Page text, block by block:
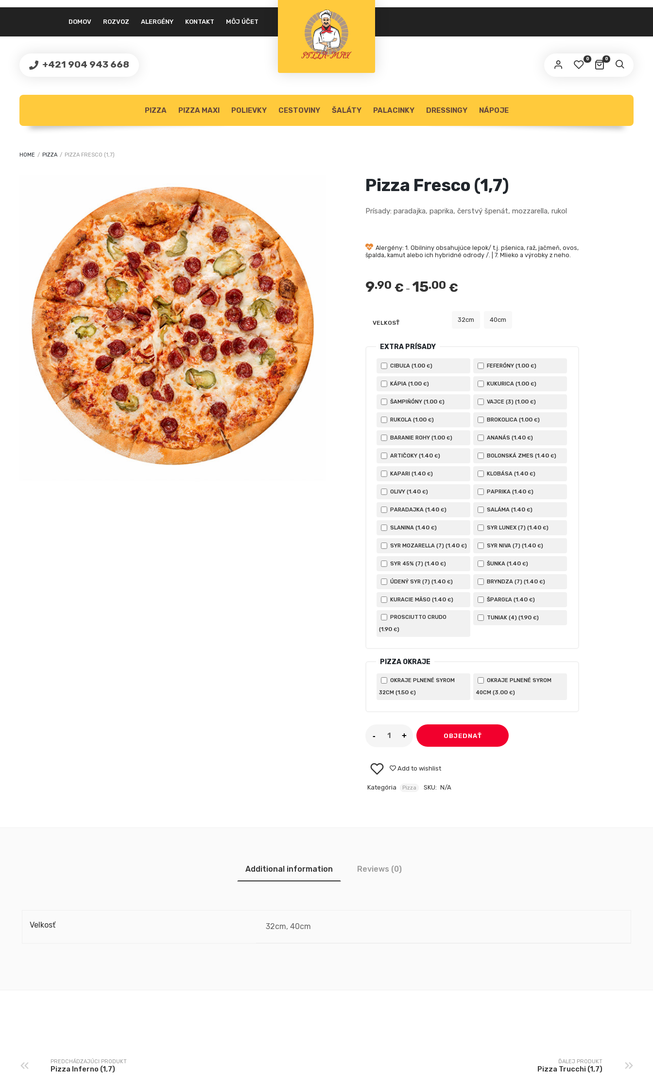
DOMOV ROZVOZ ALERGÉNY KONTAKT MÔJ ÚČET
+421 904 943 668 0
0
PASSWORD*
Lost your password?
PIZZA PIZZA MAXI POLIEVKY CESTOVINY ŠALÁTY PALACINKY DRESSINGY NÁPOJE
HOME / PIZZA / PIZZA FRESCO (1,7)
Pizza Fresco (1,7)
Prísady: paradajka, paprika, čerstvý špenát, mozzarella, rukol
Alergény: 1. Obilniny obsahujúce lepok/ t.j. pšenica, raž, jačmeň, ovos,
špalda, kamut alebo ich hybridné odrody /. | 7. Mlieko a výrobky z neho.
9.90 € – 15.00 €
VELKOSŤ 32cm 40cm
EXTRA PRÍSADY
CIBUĽA (1.00 €) FEFERÓNY (1.00 €)
KÁPIA (1.00 €) KUKURICA (1.00 €)
ŠAMPIŇÓNY (1.00 €) VAJCE (3) (1.00 €)
RUKOLA (1.00 €) BROKOLICA (1.00 €)
BARANIE ROHY (1.00 €) ANANÁS (1.40 €)
ARTIČOKY (1.40 €) BOLONSKÁ ZMES (1.40 €)
KAPARI (1.40 €) KLOBÁSA (1.40 €)
OLIVY (1.40 €) PAPRIKA (1.40 €)
PARADAJKA (1.40 €) SALÁMA (1.40 €)
SLANINA (1.40 €) SYR LUNEX (7) (1.40 €)
SYR MOZARELLA (7) (1.40 €) SYR NIVA (7) (1.40 €)
SYR 45% (7) (1.40 €) ŠUNKA (1.40 €)
ÚDENÝ SYR (7) (1.40 €) BRYNDZA (7) (1.40 €)
KURACIE MÄSO (1.40 €) ŠPARGĽA (1.40 €)
PROSCIUTTO CRUDO
(1.90 €)
TUNIAK (4) (1.90 €)
PIZZA OKRAJE
OKRAJE PLNENÉ SYROM
32CM (1.50 €)
OKRAJE PLNENÉ SYROM
40CM (3.00 €)
OBJEDNAŤ
Add to wishlist
Kategória Pizza SKU: N/A
Additional information Reviews (0)
Velkosť 32cm, 40cm
PREDCHÁDZAJÚCI PRODUKT
Pizza Inferno (1,7)
ĎALEJ PRODUKT
Pizza Trucchi (1,7)